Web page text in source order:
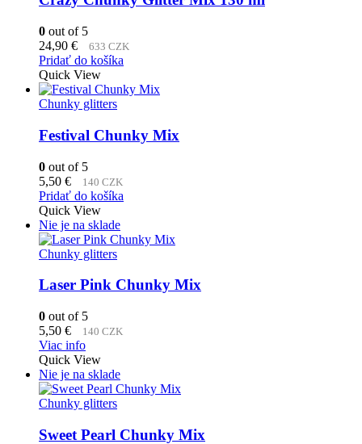
0 out of 5
24,90 € 633 CZK
Pridať do košíka
Quick View
Chunky glitters
Festival Chunky Mix
0 out of 5
5,50 € 140 CZK
Pridať do košíka
Quick View
Nie je na sklade
Chunky glitters
Laser Pink Chunky Mix
0 out of 5
5,50 € 140 CZK
Viac info
Quick View
Nie je na sklade
Chunky glitters
Sweet Pearl Chunky Mix